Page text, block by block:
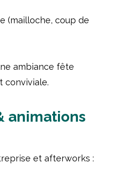
(mailloche, coup de
ambiance fête
conviviale.
animations
et afterworks :